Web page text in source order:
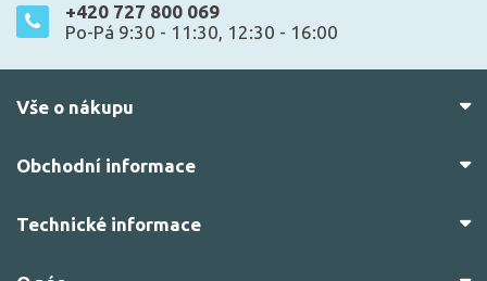
+420 727 800 069
Po-Pá 9:30 - 11:30, 12:30 - 16:00
Vše o nákupu
Obchodní informace
Technické informace